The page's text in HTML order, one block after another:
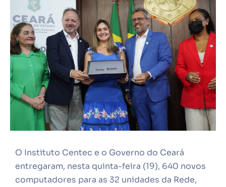
O Instituto Centec e o Governo do Ceará
entregaram, nesta quinta-feira (19), 640 novos
computadores para as 32 unidades da Rede,